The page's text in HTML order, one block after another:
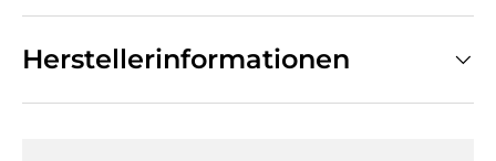
Herstellerinformationen